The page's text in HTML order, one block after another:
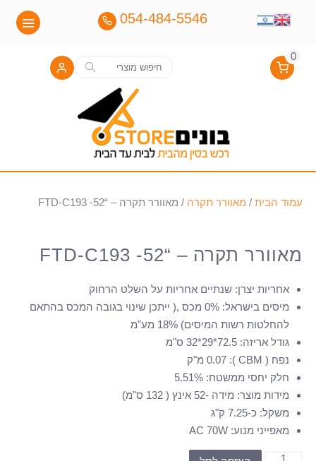
054-484-5546
חיפוש
חיפוש
0
עמוד הבית/ מאוורר תקרה / מאוורר תקרה – “52- FTD-C193
מאוורר תקרה – “52- FTD-C193
אחריות יצרן: שנתיים אחריות על השלט הרחוק
מיסים בישראל:
0% מכס ,( ייתכן שינוי בגובה המכס בהתאם
להחלטות רשות המיסים) 18% מע"מ
גודל אריזה: 72.5*29*32 ס"מ
נפח ( CBM )
: 0.07 מ"ק
חלק יחסי ממשטח:
5.51%
מידות מוצר: מידה -52 אינץ ( 132 ס"מ)
משקל: כ-7.25 ק"ג
מאפייני מנוע:
AC 70W
כמות